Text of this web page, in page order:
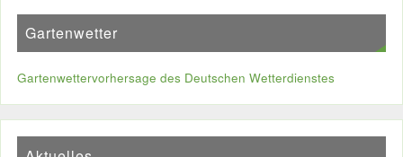
Gartenwetter
Gartenwettervorhersage des Deutschen Wetterdienstes